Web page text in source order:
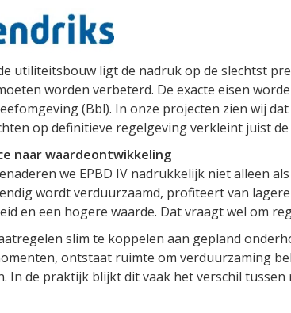
utiliteitsbouw ligt de nadruk op de slechtst
worden verbeterd. De exacte eisen
(Bbl). In onze projecten zien wij
op definitieve regelgeving verkleint juist
naar waardeontwikkeling
we EPBD IV nadrukkelijk niet alleen
wordt verduurzaamd, profiteert van
en een hogere waarde. Dat vraagt wel om
slim te koppelen aan gepland
ontstaat ruimte om verduurzaming
In de praktijk blijkt dit vaak het verschil